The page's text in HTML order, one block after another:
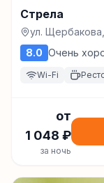
Стрела
ул.
8.0 Очень
Wi-Fi
от
1 048 ₽
за ночь